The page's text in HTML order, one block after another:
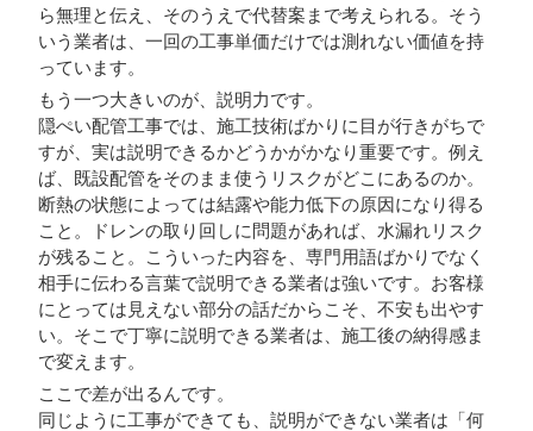
ら無理と伝え、そのうえで代替案まで考えられる。そう
いう業者は、一回の工事単価だけでは測れない価値を持
っています。
もう一つ大きいのが、説明力です。
隠ぺい配管工事では、施工技術ばかりに目が行きがちで
すが、実は説明できるかどうかがかなり重要です。例え
ば、既設配管をそのまま使うリスクがどこにあるのか。
断熱の状態によっては結露や能力低下の原因になり得る
こと。ドレンの取り回しに問題があれば、水漏れリスク
が残ること。こういった内容を、専門用語ばかりでなく
相手に伝わる言葉で説明できる業者は強いです。お客様
にとっては見えない部分の話だからこそ、不安も出やす
い。そこで丁寧に説明できる業者は、施工後の納得感ま
で変えます。
ここで差が出るんです。
同じように工事ができても、説明ができない業者は「何